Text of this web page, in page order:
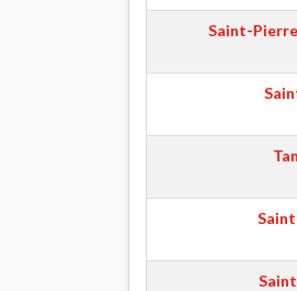
Saint-